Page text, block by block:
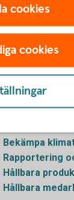
Mer
Bekämpa
Rapportering
Hållbara
Hållbara
cookies
cookies